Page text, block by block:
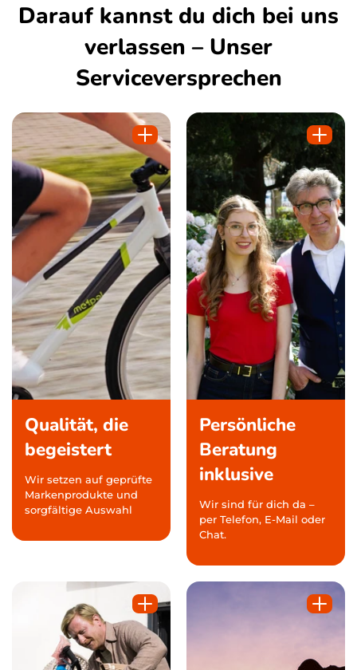
Darauf kannst du dich bei uns
verlassen – Unser
Serviceversprechen
Qualität, die
begeistert
Wir setzen auf geprüfte
Markenprodukte und
sorgfältige Auswahl
Persönliche
Beratung
inklusive
Wir sind für dich da –
per Telefon, E-Mail oder
Chat.